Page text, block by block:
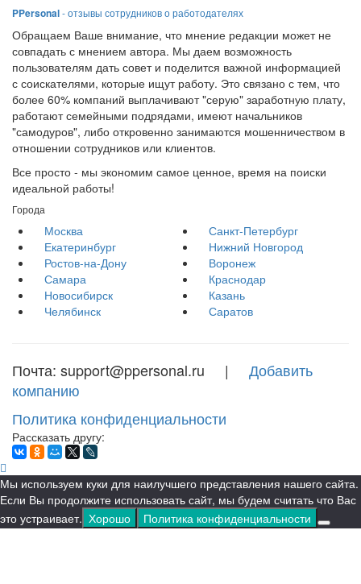
PPersonal- отзывы сотрудников о работодателях
Обращаем Ваше внимание, что мнение редакции может не
совпадать с мнением автора. Мы даем возможность
пользователям дать совет и поделится важной информацией
с соискателями, которые ищут работу. Это связано с тем, что
более 60% компаний выплачивают "серую" заработную плату,
работают семейными подрядами, имеют начальников
"самодуров", либо откровенно занимаются мошенничеством в
отношении сотрудников или клиентов.
Все просто - мы экономим самое ценное, время на поиски
идеальной работы!
Города
Москва
Санкт-Петербург
Екатеринбург
Нижний Новгород
Ростов-на-Дону
Воронеж
Самара
Краснодар
Новосибирск
Казань
Челябинск
Саратов
Почта: support@ppersonal.ru | Добавить
компанию
Политика конфиденциальности
Рассказать другу:
Мы используем куки для наилучшего представления нашего сайта.
Если Вы продолжите использовать сайт, мы будем считать что Вас
это устраивает. Хорошо Политика конфиденциальности